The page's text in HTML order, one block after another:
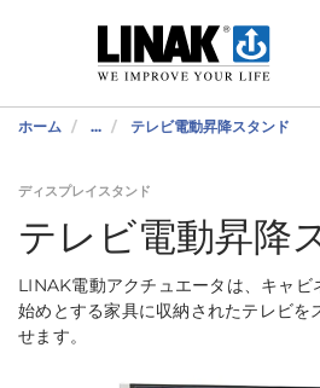
ホーム ... テレビ電動昇降スタンド
ディスプレイスタンド
テレビ電動昇降
LINAK電動アクチュエータは、キャビ
始めとする家具に収納されたテレビを
せます。